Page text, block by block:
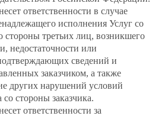
ответственности в случае
исполнения Услуг со
стороны третьих лиц, возникшего
недостаточности или
сведений и
заказчиком, а также
других нарушений условий
стороны заказчика.
ответственности за